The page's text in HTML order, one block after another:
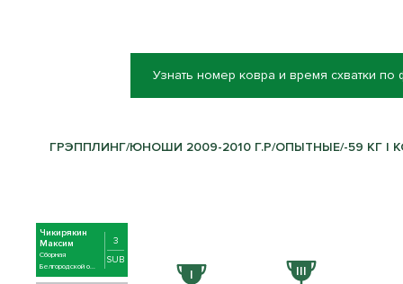
Узнать номер ковра и время схватки по
ГРЭППЛИНГ/ЮНОШИ 2009-2010 Г.Р/ОПЫТНЫЕ/-59 КГ |
Чикирякин
Максим
Сборная
Белгородской о...
3
SUB